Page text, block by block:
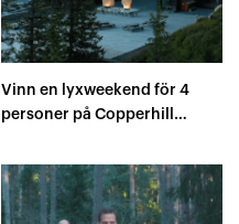
Vinn en lyxweekend för 4
personer på Copperhill